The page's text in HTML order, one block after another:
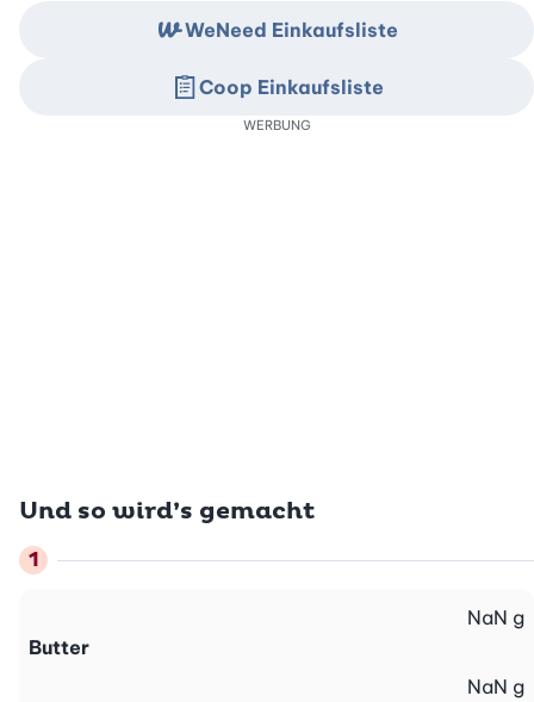
Und so wird’s gemacht
Butter
NaN g
NaN g
WeNeed Einkaufsliste
Coop Einkaufsliste
WERBUNG